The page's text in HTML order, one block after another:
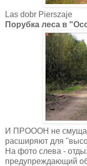
Las dobr Pierszaje
Порубка леса в
И ПРОООН не
расширяют для
На фото слева -
предупреждающий